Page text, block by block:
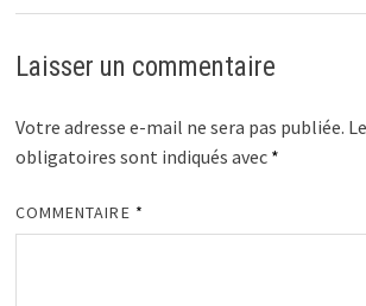
Laisser un commentaire
Votre adresse e-mail ne sera pas publiée.
obligatoires sont indiqués avec *
COMMENTAIRE *